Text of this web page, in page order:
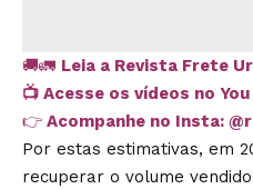
🚚🚛 Leia a Revista Frete
📺 Acesse os vídeos no
👉 Acompanhe no Insta:
Por estas estimativas, em
recuperar o volume